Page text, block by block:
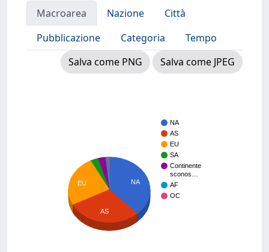
Macroarea Nazione
Città
Pubblicazione
Categoria
Tempo
Salva come PNG
Salva come JPEG
NA
AS
EU
SA
Continente
sconos…
AF
OC
NA
EU
AS